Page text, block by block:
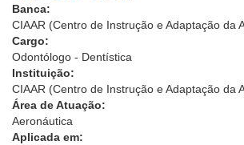
Banca:
CIAAR (Centro de Instrução e Adaptação da
Cargo:
Odontólogo - Dentística
Instituição:
CIAAR (Centro de Instrução e Adaptação da
Área de Atuação:
Aeronáutica
Aplicada em: